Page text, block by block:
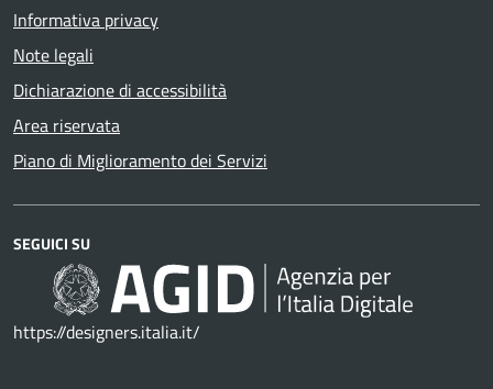
Informativa privacy
Note legali
Dichiarazione di accessibilità
Area riservata
Piano di Miglioramento dei Servizi
SEGUICI SU
https://designers.italia.it/